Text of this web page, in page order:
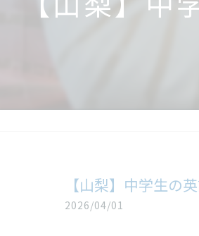
【山梨】中学生の
2026/04/01